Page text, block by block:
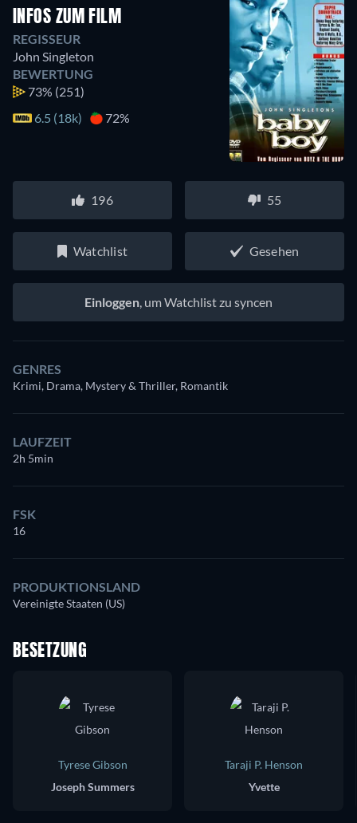
INFOS ZUM FILM
REGISSEUR
John Singleton
BEWERTUNG
73% (251)
6.5 (18k)
72%
196 55
Watchlist Gesehen
Einloggen, um Watchlist zu syncen
GENRES
Krimi, Drama, Mystery & Thriller, Romantik
LAUFZEIT
2h 5min
FSK
16
PRODUKTIONSLAND
Vereinigte Staaten (US)
BESETZUNG
Tyrese Gibson
Joseph Summers
Taraji P. Henson
Yvette